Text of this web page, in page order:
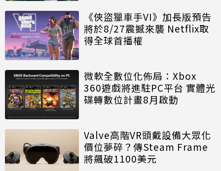
《俠盜獵車手VI》加長版預告
將於8/27震撼來襲 Netflix取
得全球首播權
微軟全數位化佈局：Xbox
360遊戲將進駐PC平台 實體光
碟轉數位計畫8月啟動
Valve高階VR頭戴設備大眾化
價位夢碎？傳Steam Frame
將飆破1100美元